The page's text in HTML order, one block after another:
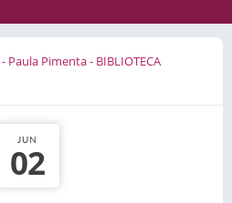
- Paula Pimenta - BIBLIOTECA
JUN
02